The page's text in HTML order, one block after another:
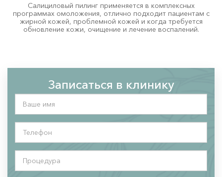
Салициловый пилинг применяется в комплексных
программах омоложения, отлично подходит пациентам с
жирной кожей, проблемной кожей и когда требуется
обновление кожи, очищение и лечение воспалений.
Записаться в клинику
Ваше
*
Телефон